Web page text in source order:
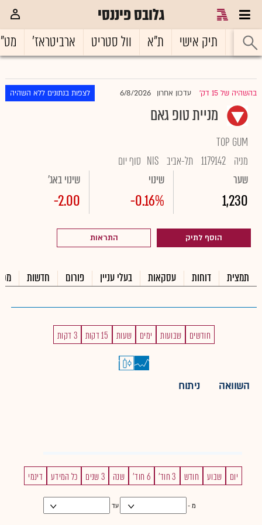
גלובס פיננסי
ראשי תיק אישי ת"א וול סטריט ארביטראז'
בהשהיה של 15 דק' עדכון אחרון 6/8/2026 לצפות בנתונים ללא השהיה
מניית טופ גאם
TOP GUM
מניה 1179142 תל-אביב NIS סוף יום
שער
1,230
שינוי
-0.16%
שינוי באג'
-2.00
הוסף לתיק התראות
תמצית דוחות עסקאות בעלי עניין פורום חדשות
חודשים שבועות ימים שעות 15 דקות 3 דקות
השוואה ניתוח
יום שבוע חודש 3 חוד' 6 חוד' שנה 3 שנים כל המידע דינמי
מ - עד